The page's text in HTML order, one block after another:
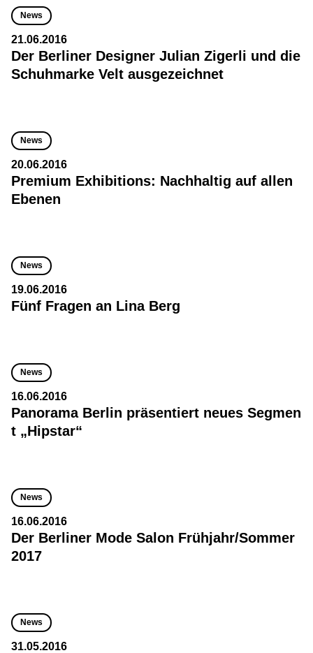
News
21.06.2016
Der Berliner Designer Julian Zigerli und die
Schuhmarke Velt ausgezeichnet
News
20.06.2016
Premium Exhibitions: Nachhaltig auf allen
Ebenen
News
19.06.2016
Fünf Fragen an Lina Berg
News
16.06.2016
Panorama Berlin präsentiert neues Segmen
t „Hipstar“
News
16.06.2016
Der Berliner Mode Salon Frühjahr/Sommer
2017
News
31.05.2016